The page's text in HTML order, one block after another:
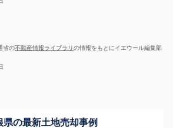
省の不動産情報ライブラリの情報をもとにイエウール編集部
県の最新土地売却事例